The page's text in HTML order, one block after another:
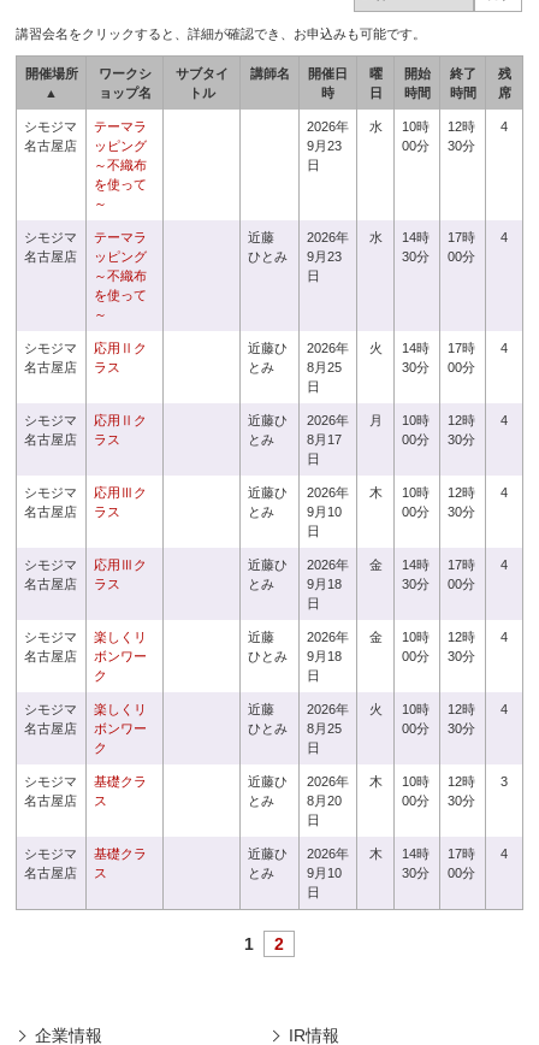
講習会名をクリックすると、詳細が確認でき、お申込みも可能です。
開催場所
▲
ワークシ
ョップ名
サブタイ
トル
講師名
開催日
時
曜
日
開始
時間
終了
時間
残
席
シモジマ
名古屋店
テーマラ
ッピング
～不織布
を使って
～
2026年
9月23
日
水
10時
00分
12時
30分
4
シモジマ
名古屋店
テーマラ
ッピング
～不織布
を使って
～
近藤
ひとみ
2026年
9月23
日
水
14時
30分
17時
00分
4
シモジマ
名古屋店
応用Ⅱク
ラス
近藤ひ
とみ
2026年
8月25
日
火
14時
30分
17時
00分
4
シモジマ
名古屋店
応用Ⅱク
ラス
近藤ひ
とみ
2026年
8月17
日
月
10時
00分
12時
30分
4
シモジマ
名古屋店
応用Ⅲク
ラス
近藤ひ
とみ
2026年
9月10
日
木
10時
00分
12時
30分
4
シモジマ
名古屋店
応用Ⅲク
ラス
近藤ひ
とみ
2026年
9月18
日
金
14時
30分
17時
00分
4
シモジマ
名古屋店
楽しくリ
ボンワー
ク
近藤
ひとみ
2026年
9月18
日
金
10時
00分
12時
30分
4
シモジマ
名古屋店
楽しくリ
ボンワー
ク
近藤
ひとみ
2026年
8月25
日
火
10時
00分
12時
30分
4
シモジマ
名古屋店
基礎クラ
ス
近藤ひ
とみ
2026年
8月20
日
木
10時
00分
12時
30分
3
シモジマ
名古屋店
基礎クラ
ス
近藤ひ
とみ
2026年
9月10
日
木
14時
30分
17時
00分
4
1 2
企業情報 IR情報